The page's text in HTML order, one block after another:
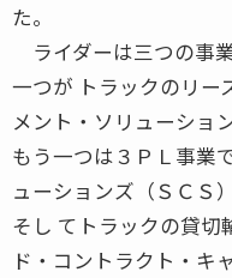
た。
ライダーは三つの事
一つが トラックのリー
メント・ソリューショ
もう一つは３ＰＬ事業
ューションズ（ＳＣＳ
そし てトラックの貸切
ド・コントラクト・キ